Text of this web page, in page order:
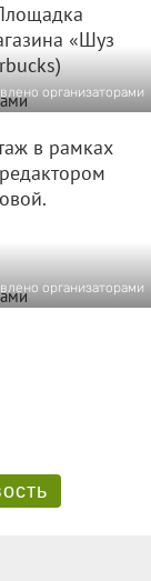
«Шуз
организаторами
в рамках
организаторами